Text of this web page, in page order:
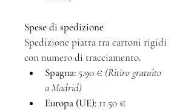
Spese di spedizione
Spedizione piatta tra cartoni rigidi
con numero di tracciamento.
Spagna: 5.90 € (Ritiro gratuito
a Madrid)
Europa (UE): 11.50 €